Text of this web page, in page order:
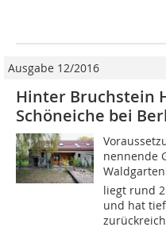
Ausgabe 12/2016
Hinter Bruchstein
Schöneiche bei
nennende
liegt rund
und hat